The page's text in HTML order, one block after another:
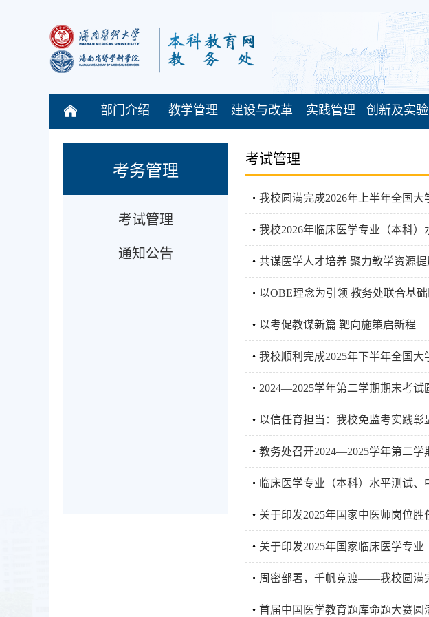
部门介绍 教学管理 建设与改革 实践管理 创新及实
考务管理
考试管理
通知公告
考试管理
我校圆满完成2026年上半年全国
我校2026年临床医学专业（本科
共谋医学人才培养 聚力教学资源
以OBE理念为引领 教务处联合基
以考促教谋新篇 靶向施策启新程
我校顺利完成2025年下半年全国大
2024—2025学年第二学期期末考
以信任育担当：我校免监考实践彰
教务处召开2024—2025学年第二学
临床医学专业（本科）水平测试
关于印发2025年国家中医师岗位
关于印发2025年国家临床医学专
周密部署，千帆竞渡——我校圆满
首届中国医学教育题库命题大赛